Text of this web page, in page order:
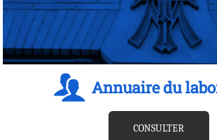
Annuaire du
CONSULTER